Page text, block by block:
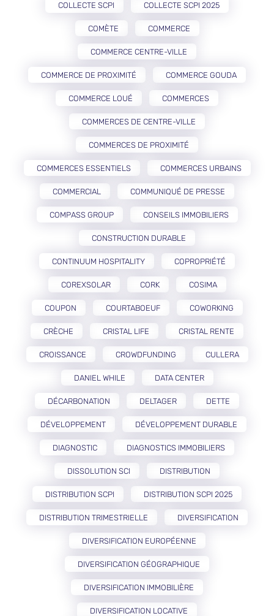
COLLECTE SCPI COLLECTE SCPI 2025
COMÈTE COMMERCE
COMMERCE CENTRE-VILLE
COMMERCE DE PROXIMITÉ COMMERCE GOUDA
COMMERCE LOUÉ COMMERCES
COMMERCES DE CENTRE-VILLE
COMMERCES DE PROXIMITÉ
COMMERCES ESSENTIELS COMMERCES URBAINS
COMMERCIAL COMMUNIQUÉ DE PRESSE
COMPASS GROUP CONSEILS IMMOBILIERS
CONSTRUCTION DURABLE
CONTINUUM HOSPITALITY COPROPRIÉTÉ
COREXSOLAR CORK COSIMA
COUPON COURTABOEUF COWORKING
CRÈCHE CRISTAL LIFE CRISTAL RENTE
CROISSANCE CROWDFUNDING CULLERA
DANIEL WHILE DATA CENTER
DÉCARBONATION DELTAGER DETTE
DÉVELOPPEMENT DÉVELOPPEMENT DURABLE
DIAGNOSTIC DIAGNOSTICS IMMOBILIERS
DISSOLUTION SCI DISTRIBUTION
DISTRIBUTION SCPI DISTRIBUTION SCPI 2025
DISTRIBUTION TRIMESTRIELLE DIVERSIFICATION
DIVERSIFICATION EUROPÉENNE
DIVERSIFICATION GÉOGRAPHIQUE
DIVERSIFICATION IMMOBILIÈRE
DIVERSIFICATION LOCATIVE